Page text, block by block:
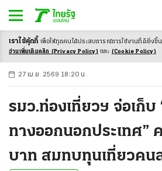
-ก ก ก+
27 เม.ย. 2569 18:20 น.
รมว.ท่องเที่ยวฯ จ่อเก็บ
ทางออกนอกประเทศ”
บาท สมทบทุนเที่ยวคน
เราใช้คุ้กกี้ เพื่อให้ทุกคนได้ประสบการณ์การใช้งานที่ดียิ่งขึ้น
อ่านเพิ่มเติมคลิก (Privacy Policy) และ (Cookie Policy)